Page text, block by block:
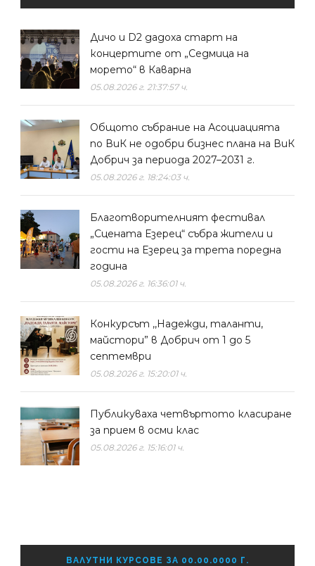
Дичо и D2 дадоха старт на
концертите от „Седмица на
морето“ в Каварна
05.08.2026 г. 21:37:57 ч.
Общото събрание на Асоциацията
по ВиК не одобри бизнес плана на ВиК
Добрич за периода 2027–2031 г.
05.08.2026 г. 18:24:03 ч.
Благотворителният фестивал
„Сцената Езерец“ събра жители и
гости на Езерец за трета поредна
година
05.08.2026 г. 16:36:01 ч.
Конкурсът ,,Надежди, таланти,
майстори” в Добрич от 1 до 5
септември
05.08.2026 г. 15:20:01 ч.
Публикуваха четвъртото класиране
за прием в осми клас
05.08.2026 г. 15:16:01 ч.
ВАЛУТНИ КУРСОВЕ ЗА 00.00.0000 Г.